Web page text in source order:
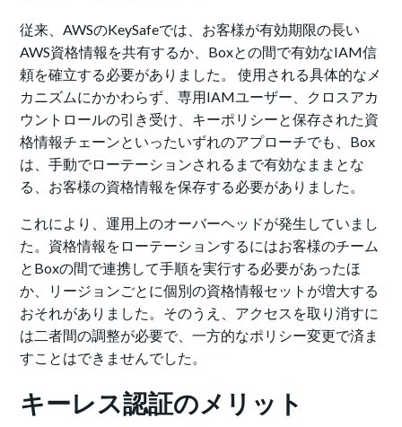
従来、AWSのKeySafeでは、お客様が有効期限の長い
AWS資格情報を共有するか、Boxとの間で有効なIAM信
頼を確立する必要がありました。 使用される具体的なメ
カニズムにかかわらず、専用IAMユーザー、クロスアカ
ウントロールの引き受け、キーポリシーと保存された資
格情報チェーンといったいずれのアプローチでも、Box
は、手動でローテーションされるまで有効なままとな
る、お客様の資格情報を保存する必要がありました。
これにより、運用上のオーバーヘッドが発生していまし
た。資格情報をローテーションするにはお客様のチーム
とBoxの間で連携して手順を実行する必要があったほ
か、リージョンごとに個別の資格情報セットが増大する
おそれがありました。そのうえ、アクセスを取り消すに
は二者間の調整が必要で、一方的なポリシー変更で済ま
すことはできませんでした。
キーレス認証のメリット